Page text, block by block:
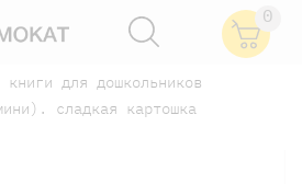
0
книги для дошкольников
сладкая картошка